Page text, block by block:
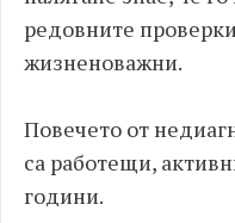
редовните
жизненоважни.
Повечето от
са работещи,
години.